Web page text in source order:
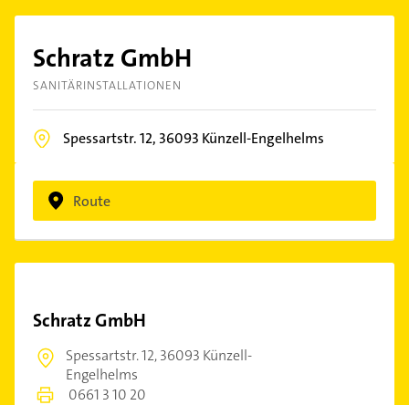
Schratz GmbH
SANITÄRINSTALLATIONEN
Spessartstr. 12, 36093 Künzell-Engelhelms
Route
Schratz GmbH
Spessartstr. 12,36093 Künzell-
Engelhelms
0661 3 10 20